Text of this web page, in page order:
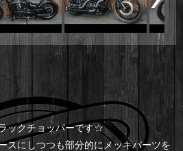
ックチョッパーです☆
スにしつつも部分的にメッキパーツを